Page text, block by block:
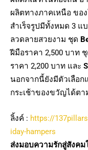
ผลิตทางภาคเหนือ ขอ
สำเร็จรูปมีทั้งหมด 3 แ
ลวดลายสวยงาม ชุด
ฝีมือราคา 2,500 บาท
ราคา 2,200 บาท และ
นอกจากนี้ยังมีตัวเลือ
กระเช้าของขวัญได้ตา
ลิ้งค์ : https://
iday-hampers
ส่งมอบความรักสู่สังคม